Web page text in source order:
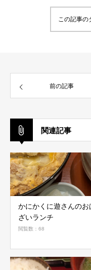
この記事の
前の記事
関連記事
かにかくに遊さんのお
ざいランチ
閲覧数：68